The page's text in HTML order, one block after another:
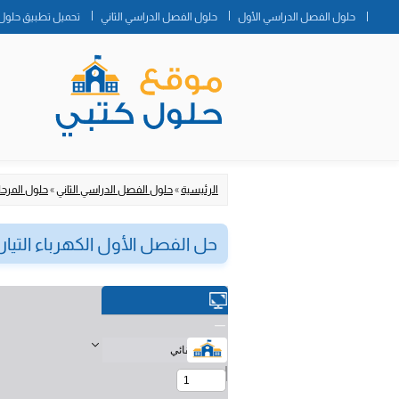
حلول الفصل الدراسي الأول حلول الفصل الدراسي الثاني تحميل تطبيق
الرئيسية»حلول الفصل الدراسي الثاني»حلول
حل الفصل الأول الكهرباء التيارية فيزياء